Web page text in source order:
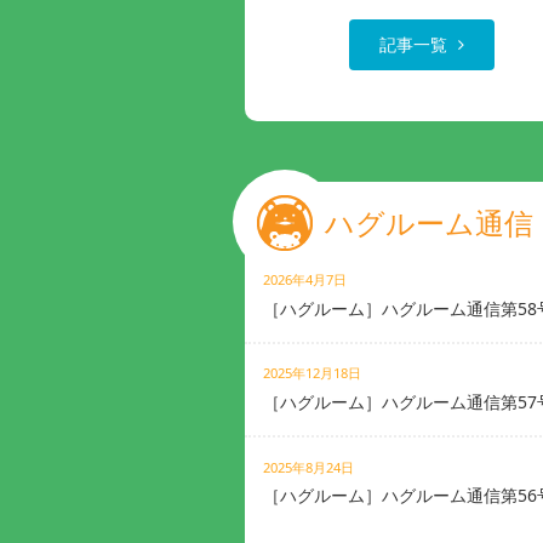
記事一覧
ハグルーム通信
2026年4月7日
［ハグルーム］ハグルーム通信第58
2025年12月18日
［ハグルーム］ハグルーム通信第57
2025年8月24日
［ハグルーム］ハグルーム通信第56